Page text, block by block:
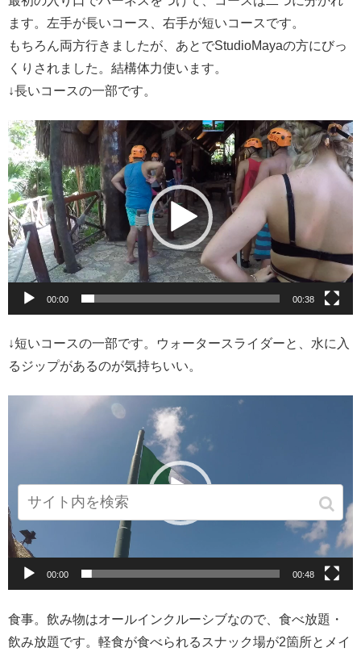
ます。左手が長いコース、右手が短いコースです。
もちろん両方行きましたが、あとでStudioMayaの方にびっ
くりされました。結構体力使います。
↓長いコースの一部です。
動
画
プ
レ
ー
ヤ
ー
00:00 00:38
↓短いコースの一部です。ウォータースライダーと、水に入
るジップがあるのが気持ちいい。
ヤ
ー
00:00 00:48
食事。飲み物はオールインクルーシブなので、食べ放題・
飲み放題です。軽食が食べられるスナック場が2箇所とメイ